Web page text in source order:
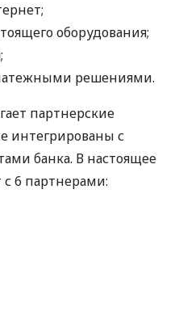
оборудования;
решениями.
партнерские
интегрированы с
банка. В настоящее
с 6 партнерами: